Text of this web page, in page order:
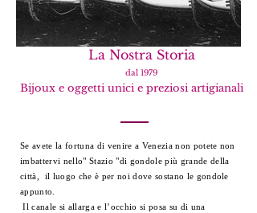
La Nostra Storia
dal 1979
Bijoux e oggetti unici e preziosi artigianali
Se avete la fortuna di venire a Venezia non potete non
imbattervi nello" Stazio "di gondole più grande della
città, il luogo che è per noi dove sostano le gondole
appunto.
Il canale si allarga e l’occhio si posa su di una